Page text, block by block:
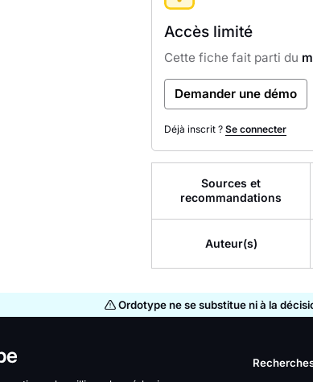
Accès limité
Cette fiche fait parti du
Demander une démo
Déjà inscrit ? Se connecter
Sources et
recommandations
Auteur(s)
Ordotype ne se substitue ni à la